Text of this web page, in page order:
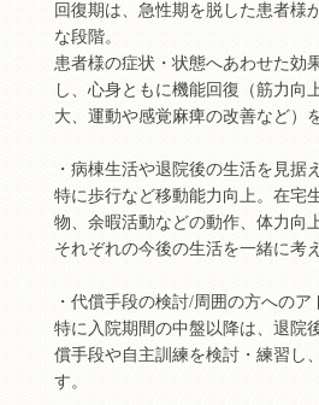
回復期は、急性期を脱した患者様
な段階。
患者様の症状・状態へあわせた効
し、心身ともに機能回復（筋力向
大、運動や感覚麻痺の改善など）
・病棟生活や退院後の生活を見据
特に歩行など移動能力向上。在宅
物、余暇活動などの動作、体力向
それぞれの今後の生活を一緒に考
・代償手段の検討/周囲の方へのア
特に入院期間の中盤以降は、退院
償手段や自主訓練を検討・練習し
す。